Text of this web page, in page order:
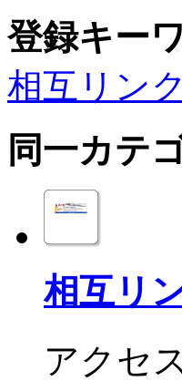
登録キー
相互リンク
同一カテ
相互リ
アクセ